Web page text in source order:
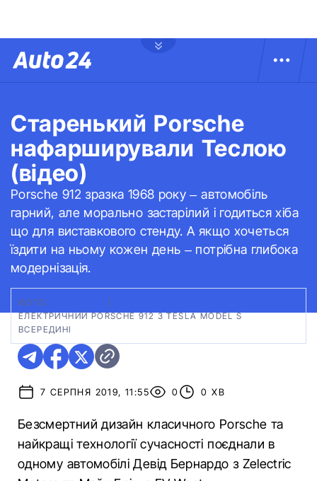
Старенький Porsche
нафарширували Теслою
(відео)
Porsche 912 зразка 1968 року – автомобіль
гарний, але морально застарілий і годиться хіба
що для виставкового стенду. А якщо хочеться
їздити на ньому кожен день – потрібна глибока
модернізація.
ФОТО:
ЕЛЕКТРИЧНИЙ PORSCHE 912 З TESLA MODEL S
ВСЕРЕДИНІ
7 СЕРПНЯ 2019, 11:55 0 0 ХВ
Безсмертний дизайн класичного Porsche та
найкращі технології сучасності поєднали в
одному автомобілі Девід Бернардо з Zelectric